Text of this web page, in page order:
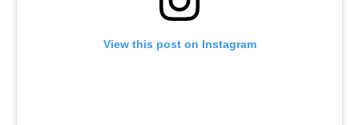
View this post on Instagram